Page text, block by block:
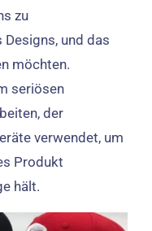
zu
und das
möchten.
seriösen
der
verwendet, um
Produkt
hält.